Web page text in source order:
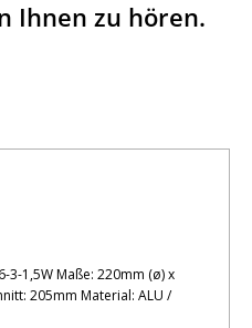
Ihnen zu hören.
3-1,5W Maße: 220mm (ø) x
205mm Material: ALU /